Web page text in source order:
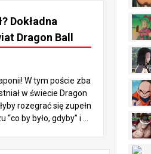
cech Saiyanie to p
Pierwotnie byli ras
a ich ojczyzną był
z planety Veg
jest ich rodowód i
Saiyanie czystej krwi,
i Ziemian. Saiyanie po
Saiyanów, potężną tr
Dokładna
Dragon Ball
W tym poście zba
w świecie Dragon
rozegrać się zupełn
by było, gdyby” i b